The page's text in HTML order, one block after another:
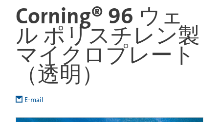
Corning® 96 ウェ
ル ポリスチレン製
マイクロプレート
（透明）
E-mail